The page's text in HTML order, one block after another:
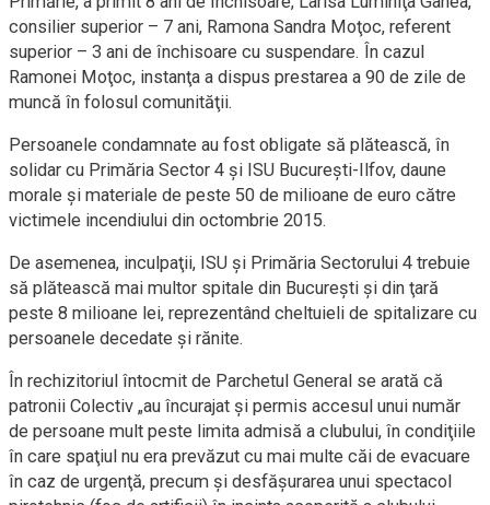
consilier superior – 7 ani, Ramona Sandra Moţoc, referent
superior – 3 ani de închisoare cu suspendare. În cazul
Ramonei Moţoc, instanţa a dispus prestarea a 90 de zile de
muncă în folosul comunităţii.
Persoanele condamnate au fost obligate să plătească, în
solidar cu Primăria Sector 4 şi ISU Bucureşti-Ilfov, daune
morale şi materiale de peste 50 de milioane de euro către
victimele incendiului din octombrie 2015.
De asemenea, inculpaţii, ISU şi Primăria Sectorului 4 trebuie
să plătească mai multor spitale din Bucureşti şi din ţară
peste 8 milioane lei, reprezentând cheltuieli de spitalizare cu
persoanele decedate şi rănite.
În rechizitoriul întocmit de Parchetul General se arată că
patronii Colectiv „au încurajat şi permis accesul unui număr
de persoane mult peste limita admisă a clubului, în condiţiile
în care spaţiul nu era prevăzut cu mai multe căi de evacuare
în caz de urgenţă, precum şi desfăşurarea unui spectacol